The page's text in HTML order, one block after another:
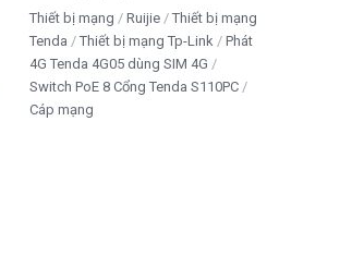
Thiết bị mạng Ruijie
Thiết bị mạng
Tenda
Thiết bị mạng Tp-Link
Phát
4G Tenda 4G05 dùng SIM 4G
Switch PoE 8 Cổng Tenda S110PC
Cáp mạng